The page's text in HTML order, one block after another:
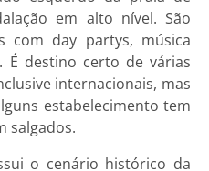
em alto nível. São
com day partys, música
É destino certo de várias
internacionais, mas
estabelecimento tem
salgados.
o cenário histórico da